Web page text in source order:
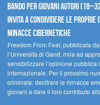
Bando per giovani autori
invita a condividere le
minacce cibernetiche
Freedom From Fear, pubblicata
l’Università di Gand, mira ad
sensibilizzare l’opinione
internazionale. Per il prossimo
criminale: decifrare le minacce
giovani a dare il loro contributo